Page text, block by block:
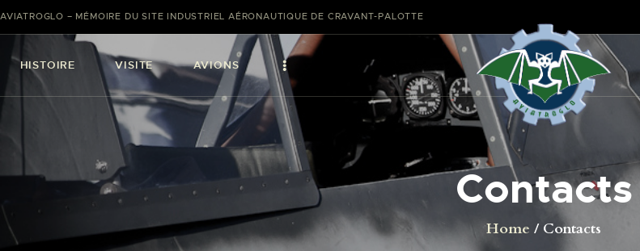
AVIATROGLO – MÉMOIRE DU SITE INDUSTRIEL AÉRONAUTIQUE DE CRAVANT-PALOTTE
HISTOIRE VISITE AVIONS
Contacts
Home Contacts
AVIONS
CATALOGUE FW 190
ASSOCIATION
PROJET FUSELAGE
FW190
EXPOS /